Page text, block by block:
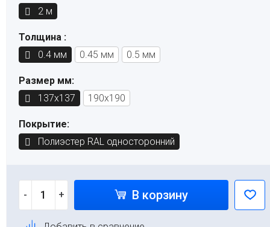
2 м
Толщина :
0.4 мм
0.45 мм 0.5 мм
Размер мм:
137х137
190х190
Покрытие:
Полиэстер RAL односторонний
- + В корзину